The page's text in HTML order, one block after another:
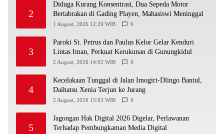
2
Diduga Kurang Konsentrasi, Dua Sepeda Motor
Bertabrakan di Gading Playen, Mahasiswi Meninggal
1 August, 2026 12:29 WIB 0
3
Paroki St. Petrus dan Paulus Kelor Gelar Kenduri
Lintas Iman, Perkuat Kerukunan di Gunungkidul
2 August, 2026 14:02 WIB 0
4
Kecelakaan Tunggal di Jalan Imogiri-Dlingo Bantul,
Daihatsu Xenia Terjun ke Jurang
2 August, 2026 15:03 WIB 0
5
Jagongan Hak Digital 2026 Digelar, Perlawanan
Terhadap Pembungkaman Media Digital